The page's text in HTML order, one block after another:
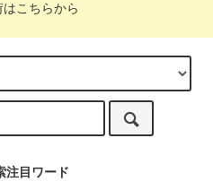
はこちらから
注目ワード